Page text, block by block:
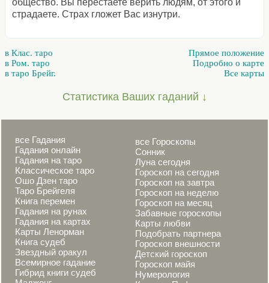
общество. Вы перестаете верить людям, от этого и
страдаете. Страх гложет Вас изнутри.
в Клас. таро
в Ром. таро
в таро Брейг.
Прямое положение
Подробно о карте
Все карты
Статистика Ваших гаданий ↓
все Гадания
Гадания онлайн
Гадания на таро
Классическое таро
Ошо Дзен таро
Таро Брейгеля
Книга перемен
Гадания на рунах
Гадания на картах
Карты Ленорман
Книга судеб
Звездный оракул
Всемирное гадание
Гибрид книги судеб
все Гороскопы
Сонник
Луна сегодня
Гороскоп на сегодня
Гороскоп на завтра
Гороскоп на неделю
Гороскоп на месяц
Забавные гороскопы
Карты любви
Подобрать партнера
Гороскоп внешности
Детский гороскоп
Гороскоп майя
Нумерология